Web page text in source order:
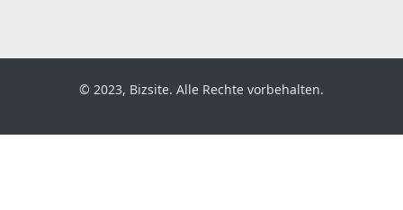
© 2023, Bizsite. Alle Rechte vorbehalten.